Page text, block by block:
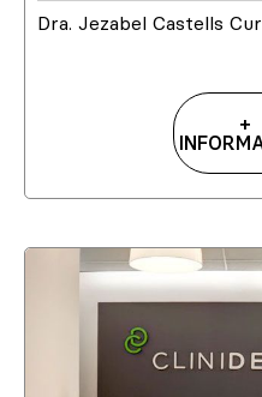
Dra. Jezabel Castells
+